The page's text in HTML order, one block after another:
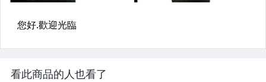
看此商品的人也看了